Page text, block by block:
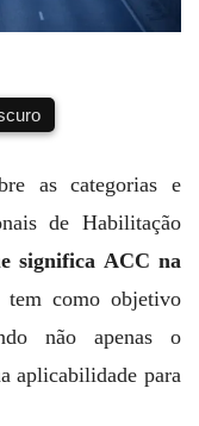
as categorias e
de Habilitação
significa ACC na
tem como objetivo
não apenas o
aplicabilidade para